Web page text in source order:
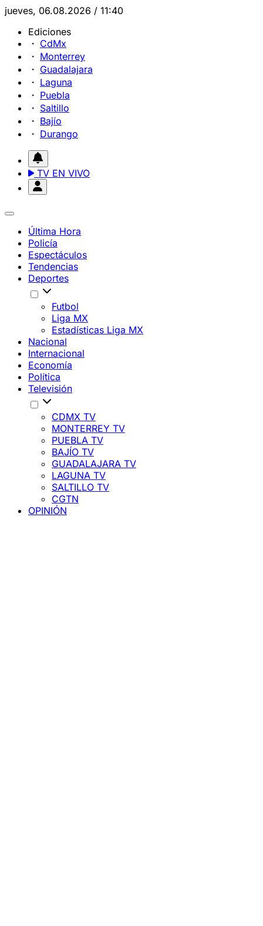
jueves, 06.08.2026 / 11:40
Ediciones
CdMx
Monterrey
Guadalajara
Laguna
Puebla
Saltillo
Bajío
Durango
TV EN VIVO
Última Hora
Policía
Espectáculos
Tendencias
Deportes
Futbol
Liga MX
Estadísticas Liga MX
Nacional
Internacional
Economía
Política
Televisión
CDMX TV
MONTERREY TV
PUEBLA TV
BAJÍO TV
GUADALAJARA TV
LAGUNA TV
SALTILLO TV
CGTN
OPINIÓN